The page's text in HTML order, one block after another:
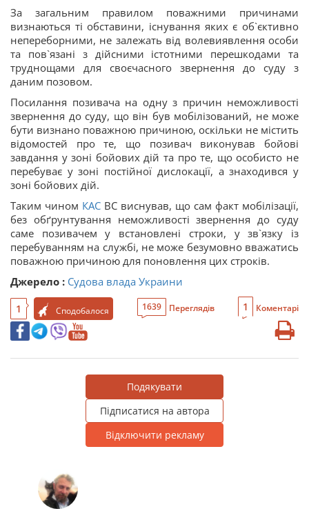
За загальним правилом поважними причинами
визнаються ті обставини, існування яких є об`єктивно
непереборними, не залежать від волевиявлення особи
та пов`язані з дійсними істотними перешкодами та
труднощами для своєчасного звернення до суду з
даним позовом.
Посилання позивача на одну з причин неможливості
звернення до суду, що він був мобілізований, не може
бути визнано поважною причиною, оскільки не містить
відомостей про те, що позивач виконував бойові
завдання у зоні бойових дій та про те, що особисто не
перебуває у зоні постійної дислокації, а знаходився у
зоні бойових дій.
Таким чином КАС ВС виснував, що сам факт мобілізації,
без обґрунтування неможливості звернення до суду
саме позивачем у встановлені строки, у зв`язку із
перебуванням на службі, не може безумовно вважатись
поважною причиною для поновлення цих строків.
Джерело : Судова влада Украини
1 Сподобалося 1639 Переглядів 1 Коментарі
Подякувати
Підписатися на автора
Відключити рекламу